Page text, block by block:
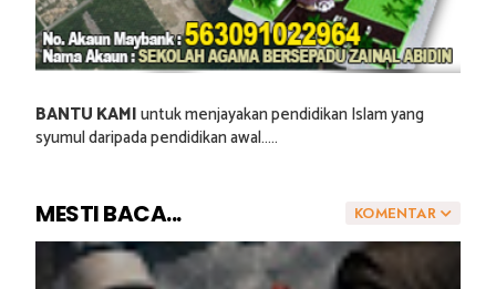
BANTU KAMIuntuk menjayakan pendidikan Islam yang
syumul daripada pendidikan awal.....
KOMENTAR
MESTI BACA...